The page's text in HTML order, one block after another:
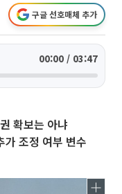
구글 선호매체 추가
00:00 / 03:47
확보는 아냐
조정 여부 변수